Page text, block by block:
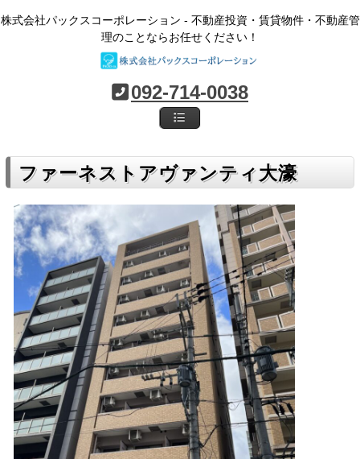
株式会社パックスコーポレーション - 不動産投資・賃貸物件・不動産管
理のことならお任せください！
092-714-0038
ファーネストアヴァンティ大濠